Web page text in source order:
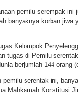
pemilu serempak ini
banyaknya korban jiwa
Kelompok
tugas di Pemilu
berjumlah 144 orang
serentak ini,
Mahkamah Konstitusi